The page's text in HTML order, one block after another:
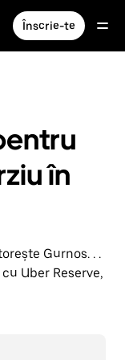
Înscrie-te
în
Gurnos. . .
Uber Reserve,